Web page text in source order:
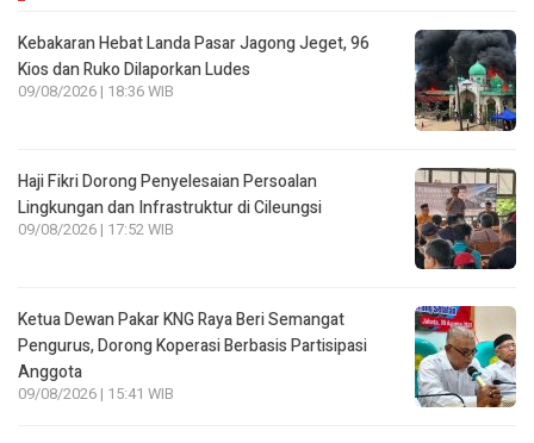
Kebakaran Hebat Landa Pasar Jagong Jeget, 96
Kios dan Ruko Dilaporkan Ludes
09/08/2026 | 18:36 WIB
Haji Fikri Dorong Penyelesaian Persoalan
Lingkungan dan Infrastruktur di Cileungsi
09/08/2026 | 17:52 WIB
Ketua Dewan Pakar KNG Raya Beri Semangat
Pengurus, Dorong Koperasi Berbasis Partisipasi
Anggota
09/08/2026 | 15:41 WIB